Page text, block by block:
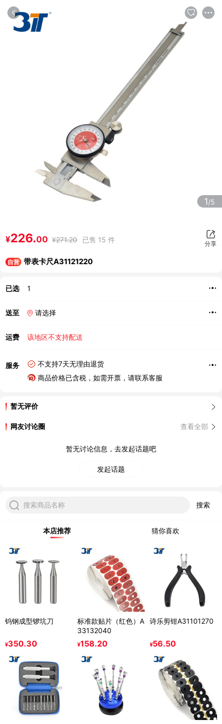
1/5
¥226.00 ¥271.20 已售 15 件 分享
自营 带表卡尺A31121220
已选 1
送至 请选择
运费 该地区不支持配送
服务
不支持7天无理由退货
商品价格已含税，如需开票，请联系客服
暂无评价
网友讨论圈 查看全部
暂无讨论信息，去发起话题吧
发起话题
搜索商品名称 搜索
本店推荐 猜你喜欢
钨钢成型锣坑刀
¥350.30
标准款贴片（红色）A
33132040
¥158.20
诗乐剪钳A31101270
¥56.50